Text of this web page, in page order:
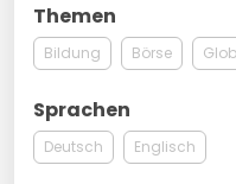
Themen
Bildung Börse
Sprachen
Deutsch Englisch